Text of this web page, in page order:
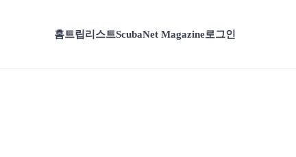
홈트립리스트ScubaNet Magazine로그인